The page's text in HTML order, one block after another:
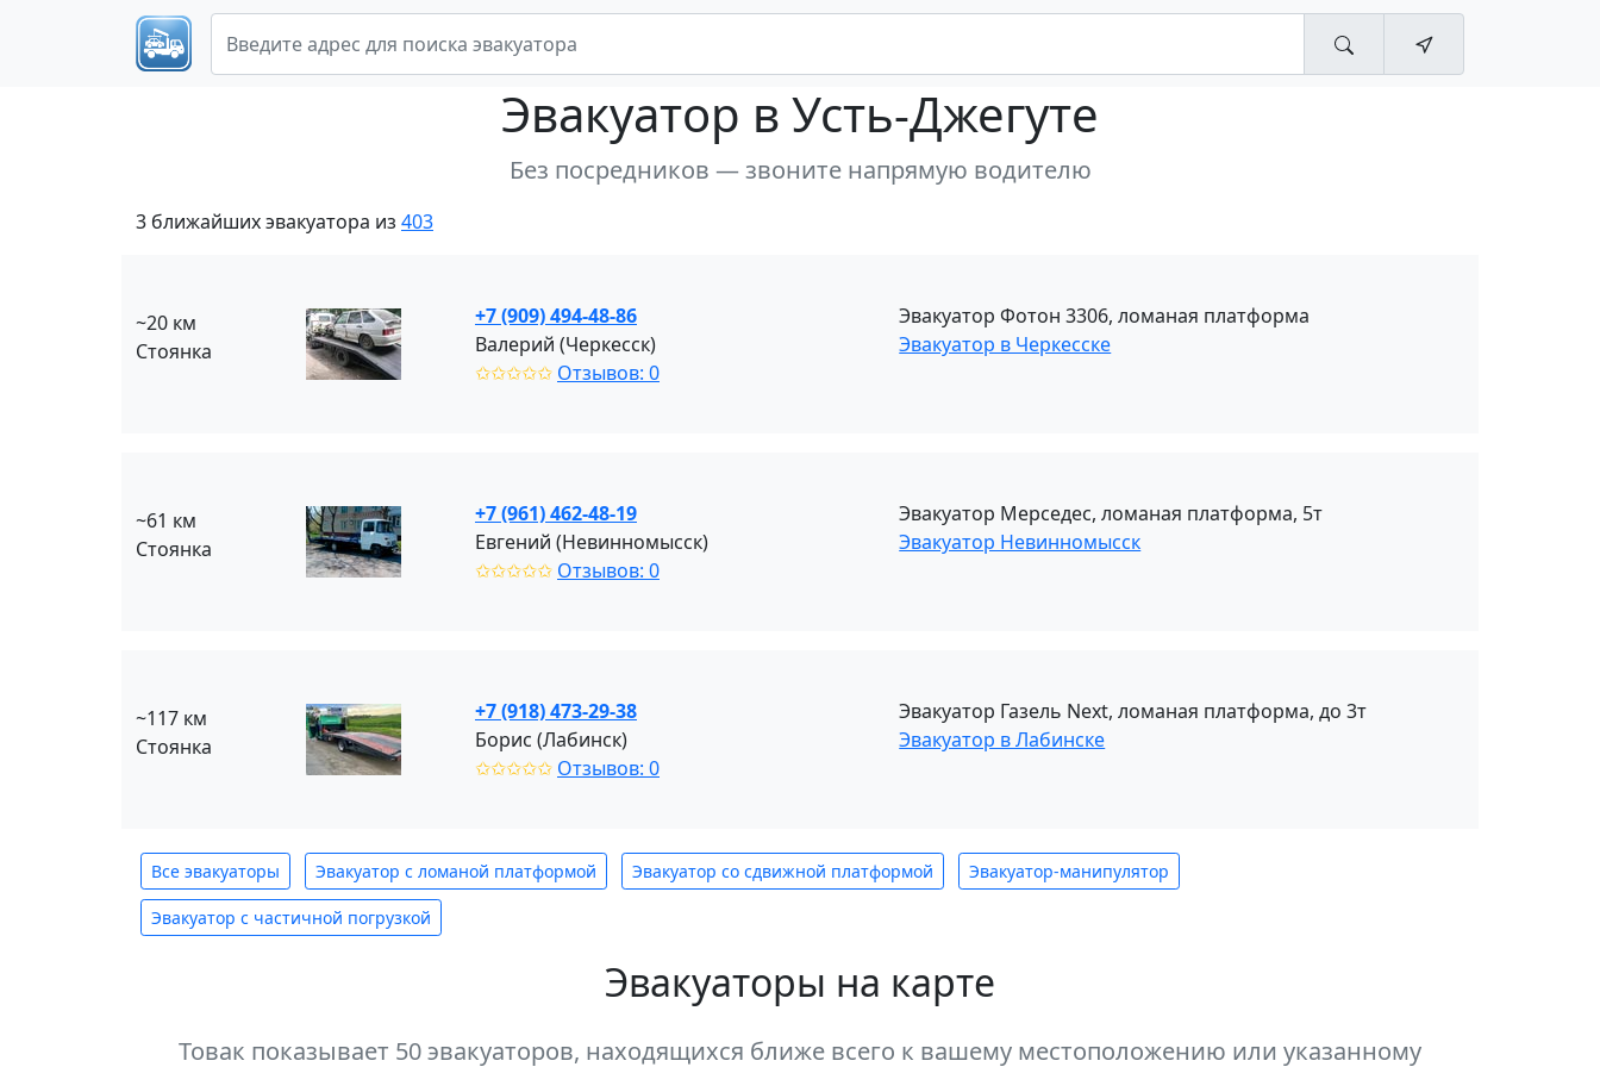
Эвакуатор в Усть-Джегуте
Без посредников — звоните напрямую водителю
3 ближайших эвакуатора из 403
~20 км
Стоянка
+7 (909) 494-48-86
Валерий (Черкесск)
✩✩✩✩✩ Отзывов: 0
Эвакуатор Фотон 3306, ломаная платформа
Эвакуатор в Черкесске
~61 км
Стоянка
+7 (961) 462-48-19
Евгений (Невинномысск)
✩✩✩✩✩ Отзывов: 0
Эвакуатор Мерседес, ломаная платформа, 5т
Эвакуатор Невинномыcск
~117 км
Стоянка
+7 (918) 473-29-38
Борис (Лабинск)
✩✩✩✩✩ Отзывов: 0
Эвакуатор Газель Next, ломаная платформа, до 3т
Эвакуатор в Лабинске
Все эвакуаторы Эвакуатор с ломаной платформой Эвакуатор со сдвижной платформой Эвакуатор-манипулятор
Эвакуатор с частичной погрузкой
Эвакуаторы на карте
Товак показывает 50 эвакуаторов, находящихся ближе всего к вашему местоположению или указанному